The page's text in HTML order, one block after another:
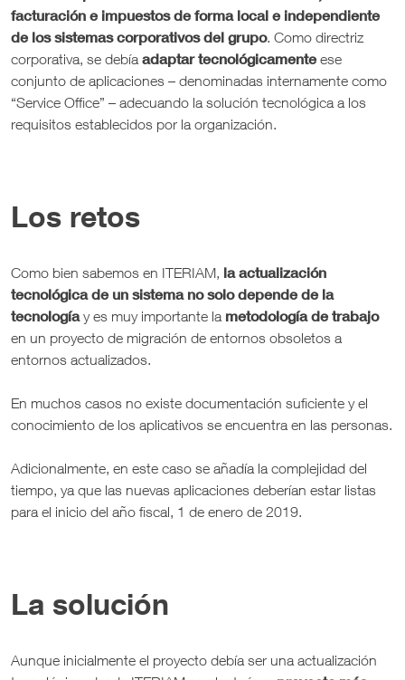
facturación e impuestos de forma local e independiente
de los sistemas corporativos del grupo. Como directriz
corporativa, se debía adaptar tecnológicamente ese
conjunto de aplicaciones – denominadas internamente como
“Service Office” – adecuando la solución tecnológica a los
requisitos establecidos por la organización.
Los retos
Como bien sabemos en ITERIAM, la actualización
tecnológica de un sistema no solo depende de la
tecnologíay es muy importante la metodología de trabajo
en un proyecto de migración de entornos obsoletos a
entornos actualizados.
En muchos casos no existe documentación suficiente y el
conocimiento de los aplicativos se encuentra en las personas.
Adicionalmente, en este caso se añadía la complejidad del
tiempo, ya que las nuevas aplicaciones deberían estar listas
para el inicio del año fiscal, 1 de enero de 2019.
La solución
Aunque inicialmente el proyecto debía ser una actualización